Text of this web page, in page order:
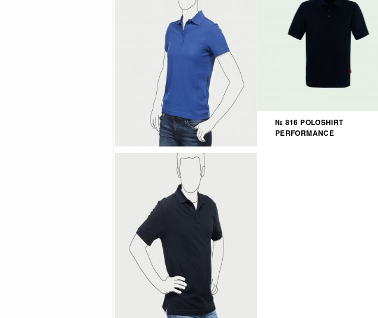
LADIES POLOSHIRT
№ 816 POLOSHIRT
PERFORMANCE